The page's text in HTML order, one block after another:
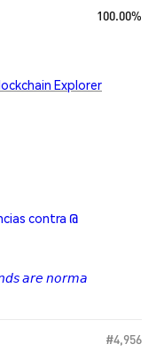
100.00%
Explorer
contra @
𝘢𝘳𝘦 𝘯𝘰𝘳𝘮𝘢
#4,956